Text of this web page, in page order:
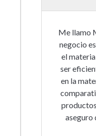
Me llamo
negocio
el
ser
en la
aseguro